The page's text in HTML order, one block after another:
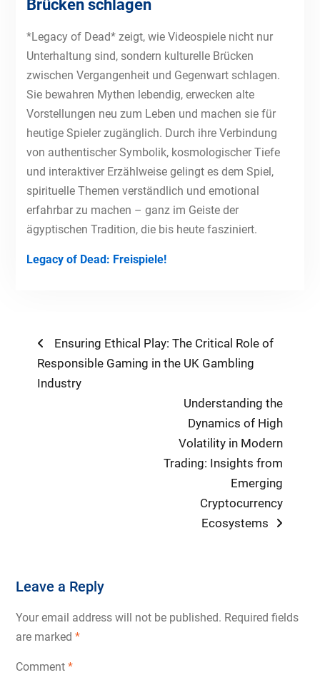
Brücken schlagen
*Legacy of Dead* zeigt, wie Videospiele nicht nur
Unterhaltung sind, sondern kulturelle Brücken
zwischen Vergangenheit und Gegenwart schlagen.
Sie bewahren Mythen lebendig, erwecken alte
Vorstellungen neu zum Leben und machen sie für
heutige Spieler zugänglich. Durch ihre Verbindung
von authentischer Symbolik, kosmologischer Tiefe
und interaktiver Erzählweise gelingt es dem Spiel,
spirituelle Themen verständlich und emotional
erfahrbar zu machen – ganz im Geiste der
ägyptischen Tradition, die bis heute fasziniert.
Legacy of Dead: Freispiele!
Post
navigation
Previous
post:
Ensuring Ethical Play: The Critical Role of
Responsible Gaming in the UK Gambling
Industry
Next
post:
Understanding the
Dynamics of High
Volatility in Modern
Trading: Insights from
Emerging
Cryptocurrency
Ecosystems
Leave a Reply
Your email address will not be published. Required fields
are marked *
Comment *